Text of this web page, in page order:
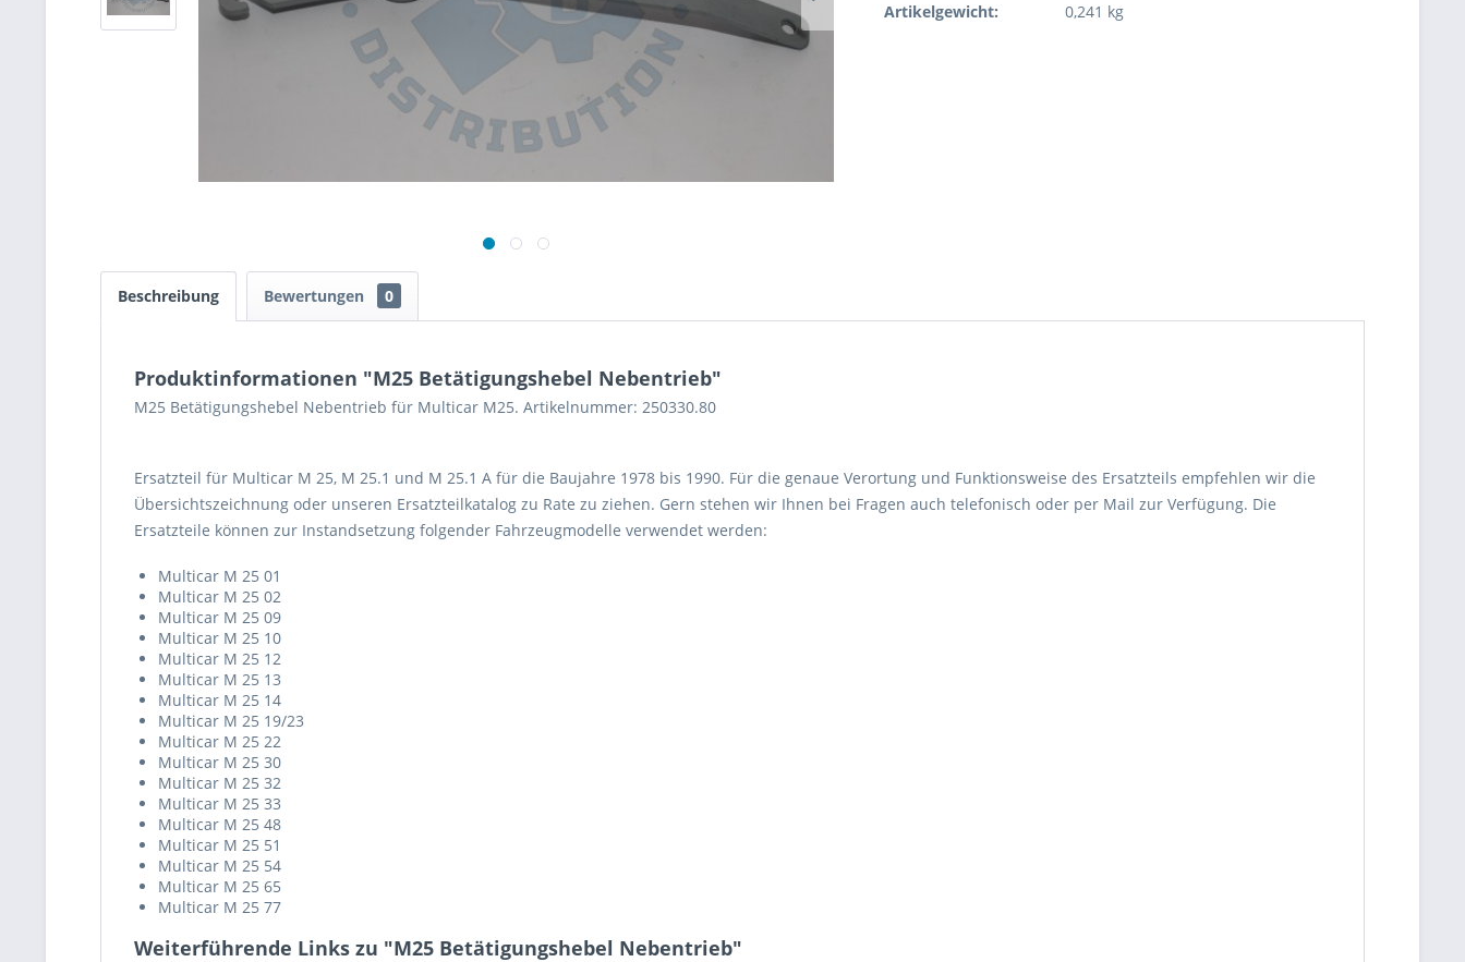
Artikelgewicht:
0,241 kg
Beschreibung Bewertungen 0
Produktinformationen "M25 Betätigungshebel Nebentrieb"
M25 Betätigungshebel Nebentrieb für Multicar M25. Artikelnummer: 250330.80
Ersatzteil für Multicar M 25, M 25.1 und M 25.1 A für die Baujahre 1978 bis 1990. Für die genaue Verortung und Funktionsweise des Ersatzteils empfehlen wir die
Übersichtszeichnung oder unseren Ersatzteilkatalog zu Rate zu ziehen. Gern stehen wir Ihnen bei Fragen auch telefonisch oder per Mail zur Verfügung. Die
Ersatzteile können zur Instandsetzung folgender Fahrzeugmodelle verwendet werden:
Multicar M 25 01
Multicar M 25 02
Multicar M 25 09
Multicar M 25 10
Multicar M 25 12
Multicar M 25 13
Multicar M 25 14
Multicar M 25 19/23
Multicar M 25 22
Multicar M 25 30
Multicar M 25 32
Multicar M 25 33
Multicar M 25 48
Multicar M 25 51
Multicar M 25 54
Multicar M 25 65
Multicar M 25 77
Weiterführende Links zu "M25 Betätigungshebel Nebentrieb"